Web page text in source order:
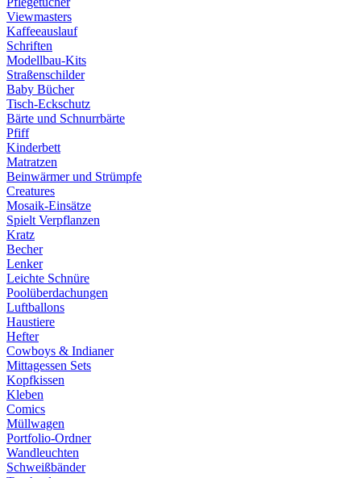
Viewmasters
Kaffeeauslauf
Schriften
Modellbau-Kits
Straßenschilder
Baby Bücher
Tisch-Eckschutz
Bärte und Schnurrbärte
Pfiff
Kinderbett
Matratzen
Beinwärmer und Strümpfe
Creatures
Mosaik-Einsätze
Spielt Verpflanzen
Kratz
Becher
Lenker
Leichte Schnüre
Poolüberdachungen
Luftballons
Haustiere
Hefter
Cowboys & Indianer
Mittagessen Sets
Kopfkissen
Kleben
Comics
Müllwagen
Portfolio-Ordner
Wandleuchten
Schweißbänder